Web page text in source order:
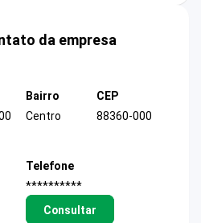
da empresa
Bairro
Centro
CEP
88360-000
Telefone
**********
Consultar